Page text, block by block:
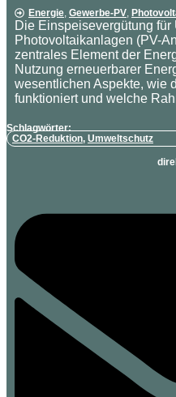
Energie, Gewerbe-PV,
Die Einspeisevergütung für
Photovoltaikanlagen (PV-
zentrales Element der
Nutzung erneuerbarer
wesentlichen Aspekte, wie
funktioniert und welche
Schlagwörter:
CO2-Reduktion, Umweltschutz